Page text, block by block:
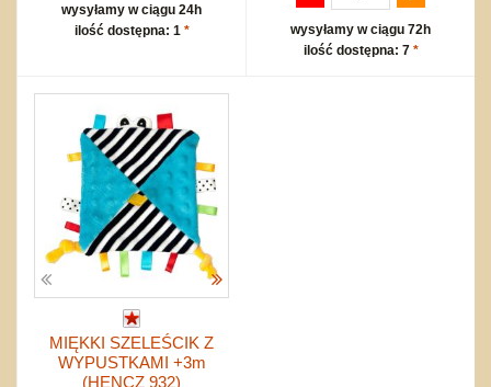
wysyłamy w ciągu 24h
ilość dostępna: 1 *
wysyłamy w ciągu 72h
ilość dostępna: 7 *
MIĘKKI SZELEŚCIK Z
WYPUSTKAMI +3m
(HENCZ 932)